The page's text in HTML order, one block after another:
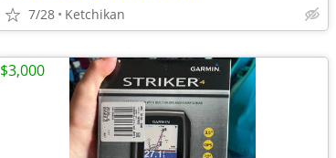
7/28 Ketchikan
$3,000